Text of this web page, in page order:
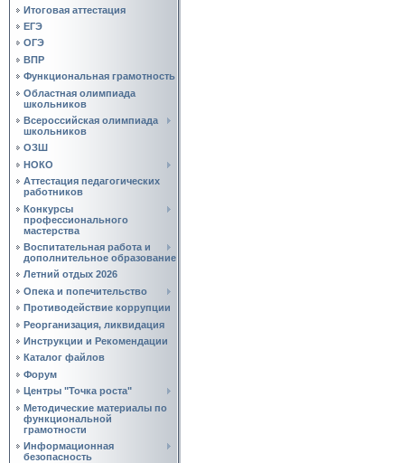
Итоговая аттестация
ЕГЭ
ОГЭ
ВПР
Функциональная грамотность
Областная олимпиада
школьников
Всероссийская олимпиада
школьников
ОЗШ
НОКО
Аттестация педагогических
работников
Конкурсы
профессионального
мастерства
Воспитательная работа и
дополнительное образование
Летний отдых 2026
Опека и попечительство
Противодействие коррупции
Реорганизация, ликвидация
Инструкции и Рекомендации
Каталог файлов
Форум
Центры "Точка роста"
Методические материалы по
функциональной
грамотности
Информационная
безопасность